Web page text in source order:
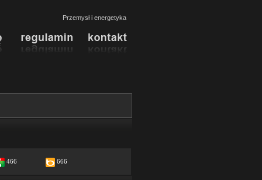
Przemysł i energetyka
466 666